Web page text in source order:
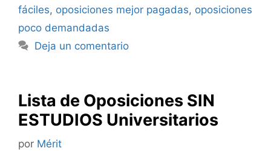
fáciles, oposiciones mejor pagadas, oposiciones
poco demandadas
Deja un comentario
Lista de Oposiciones SIN
ESTUDIOS Universitarios
por Mérit